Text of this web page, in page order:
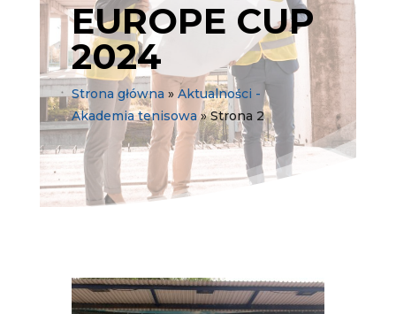
EUROPE CUP
2024
Strona główna » Aktualności -
Akademia tenisowa»Strona 2